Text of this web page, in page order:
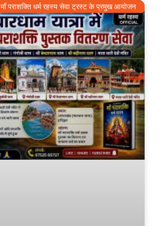
माँ पराशक्ति धर्म रहस्य सेवा ट्रस्ट के प्रमुख आयोजन